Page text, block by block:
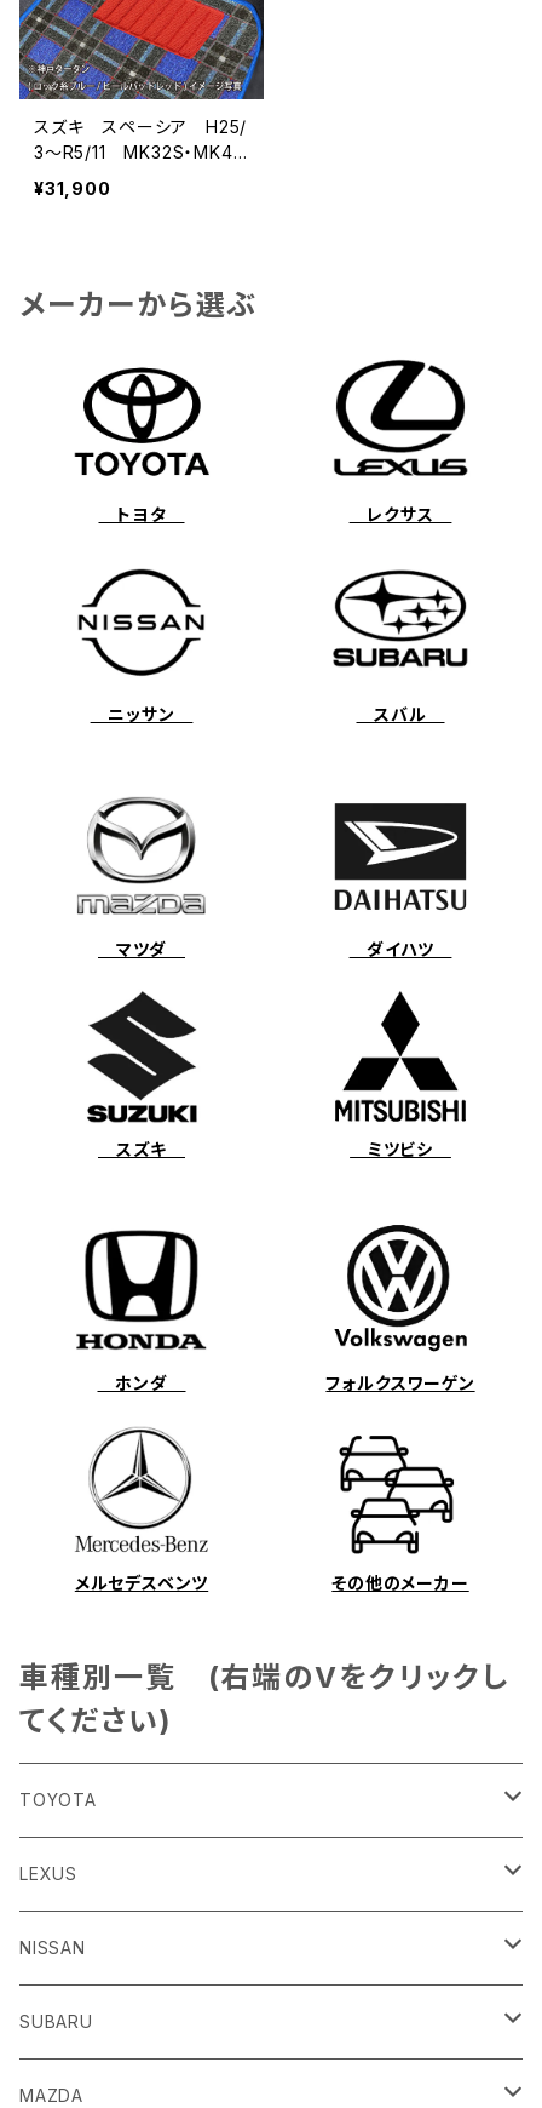
スズキ スペーシア H25/
3〜R5/11 MK32S・MK42
S・MK53S フロアマット一
式 カーマット 神戸ター
¥31,900
メーカーから選ぶ
トヨタ レクサス
ニッサン スバル
マツダ ダイハツ
スズキ ミツビシ
ホンダ フォルクスワーゲン
メルセデスベンツ その他のメーカー
車種別一覧 (右端のVをクリックし
てください)
TOYOTA
86
H24/4～R3/8 ZN6
GR86
R3/10～ ZN8
ｂＢ
H17/12～H28/8 20系
ｂZ４X
LEXUS
ＣＴ
H23/1～R4/11
ＥＳ
H30/10～
ＧＳ
NISSAN
ＡＤ
H18/12～ Y12
ＧＴ－Ｒ
SUBARU
ＢＲＺ
MAZDA